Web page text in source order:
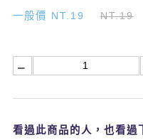
一般價 NT.19 NT.19
看過此商品的人，也看過